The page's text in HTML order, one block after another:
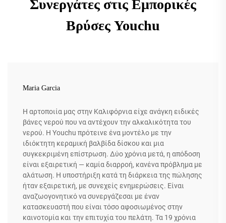
Συνεργάτες στις Εμπορικές
Βρύσες Youchu
Maria Garcia
Η αρτοποιία μας στην Καλιφόρνια είχε ανάγκη ειδικές
βάνες νερού που να αντέχουν την αλκαλικότητα του
νερού. Η Youchu πρότεινε ένα μοντέλο με την
ιδιόκτητη κεραμική βαλβίδα δίσκου και μια
συγκεκριμένη επίστρωση. Δύο χρόνια μετά, η απόδοση
είναι εξαιρετική — καμία διαρροή, κανένα πρόβλημα με
αλάτωση. Η υποστήριξη κατά τη διάρκεια της πώλησης
ήταν εξαιρετική, με συνεχείς ενημερώσεις. Είναι
αναζωογονητικό να συνεργάζεσαι με έναν
κατασκευαστή που είναι τόσο αφοσιωμένος στην
καινοτομία και την επιτυχία του πελάτη. Τα 19 χρόνια